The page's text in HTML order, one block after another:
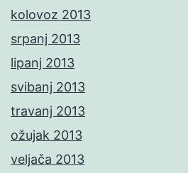
kolovoz 2013
srpanj 2013
lipanj 2013
svibanj 2013
travanj 2013
ožujak 2013
veljača 2013